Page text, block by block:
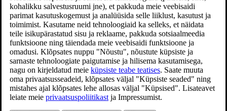
Salvestatud ja kogutud andmete käitlemine
Seotud teenused ja mõistliku kasutamise põhimõte
Auto omaniku muutmine
Kasutaja andmete lähtestamine
Soovitused ühest regioonist teise sõitmisel
Kasutajakontod, profiilid ja teenused
Auto esmakordne seadistamine
Volvo ID
Volvo ID loomine